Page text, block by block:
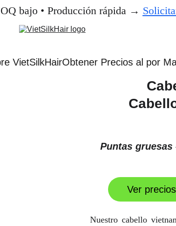
bajo • Producción rápida →
VietSilkHairObtener Precios al por
Puntas gruesas
Ver
Nuestro cabello